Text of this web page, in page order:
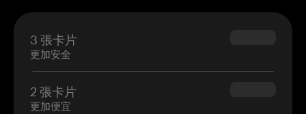
3 張卡片
更加安全
$69.90
2 張卡片
更加便宜
$54.90